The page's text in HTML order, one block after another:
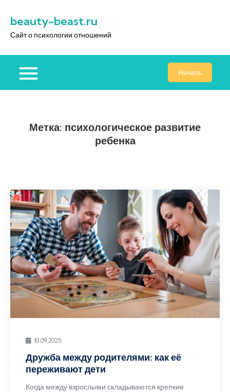
содержимому
beauty-beast.ru
Сайт о психологии отношений
Начать
Метка: психологическое развитие
ребенка
10.09.2025
Дружба между родителями: как её
переживают дети
Когда между взрослыми складываются крепкие